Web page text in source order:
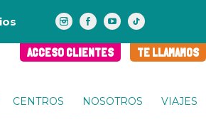
ACCESO CLIENTES TE LLAMAMOS
CENTROS NOSOTROS VIAJES